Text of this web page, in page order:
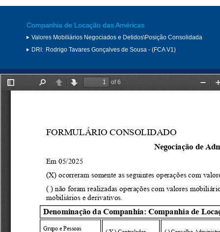
Companhia de Locação das Américas
Valores Mobiliários Negociados e Detidos\Posição Consolidada
DRI: Rodrigo Tavares Gonçalves de Sousa - (FCA V1)